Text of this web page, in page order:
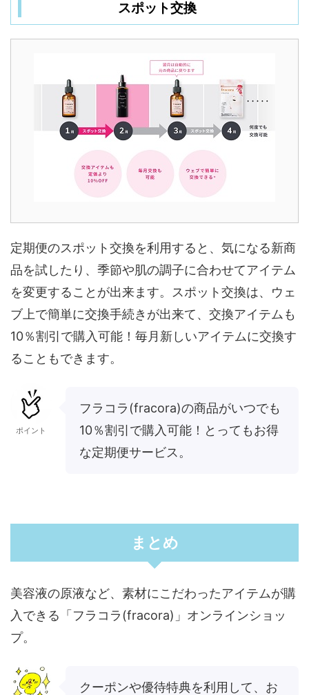
スポット交換
定期便のスポット交換を利用すると、気になる新商
品を試したり、季節や肌の調子に合わせてアイテム
を変更することが出来ます。スポット交換は、ウェ
ブ上で簡単に交換手続きが出来て、交換アイテムも
10％割引で購入可能！毎月新しいアイテムに交換す
ることもできます。
ポイント
フラコラ(fracora)の商品がいつでも
10％割引で購入可能！とってもお得
な定期便サービス。
まとめ
美容液の原液など、素材にこだわったアイテムが購
入できる「フラコラ(fracora)」オンラインショッ
プ。
クーポンや優待特典を利用して、お